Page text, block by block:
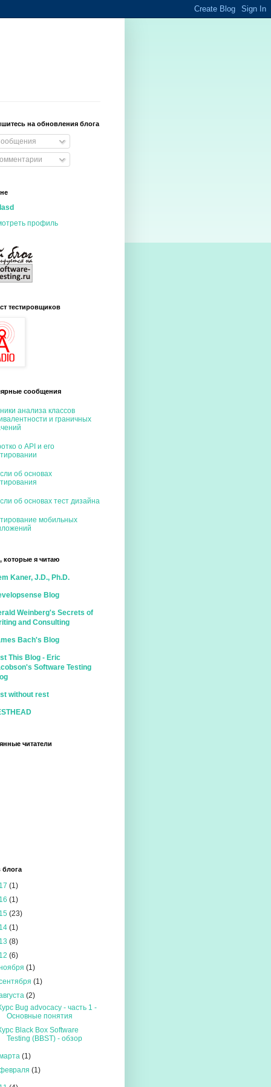
на обновления блога
профиль
тестировщиков
сообщения
анализа классов
и граничных
о API и его
об основах
об основах тест дизайна
мобильных
которые я читаю
Kaner, J.D., Ph.D.
Blog
Weinberg's Secrets of
and Consulting
Bach's Blog
This Blog - Eric
Software Testing
without rest
читатели
блога
(1)
(1)
(23)
(1)
(8)
(6)
(1)
(1)
(2)
Bug advocacy - часть 1 -
Основные понятия
Black Box Software
Testing (BBST) - обзор
(1)
(1)